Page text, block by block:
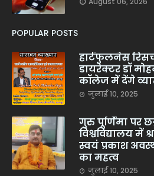
POPULAR POSTS
हार्टफुलनेस
डायरेक्टर डॉ
कॉलेज में देंगे
जुलाई 10, 2025
गुरु पूर्णिमा पर
विश्वविद्यालय में
स्वयं प्रकाश
का महत्व
जुलाई 10, 2025